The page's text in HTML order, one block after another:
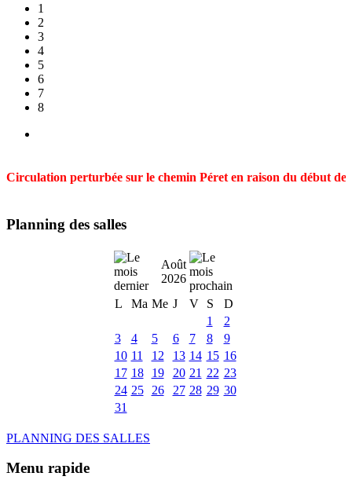
1
2
3
4
5
6
7
8
Circulation perturbée sur le chemin Péret en raison du début
Planning des salles
Août
2026
L
Ma Me J V S
D
1
2
3
4 5 6 7 8
9
10 11 12 13 14 15 16
17 18 19 20 21 22 23
24 25 26 27 28 29 30
31
PLANNING DES SALLES
Menu rapide